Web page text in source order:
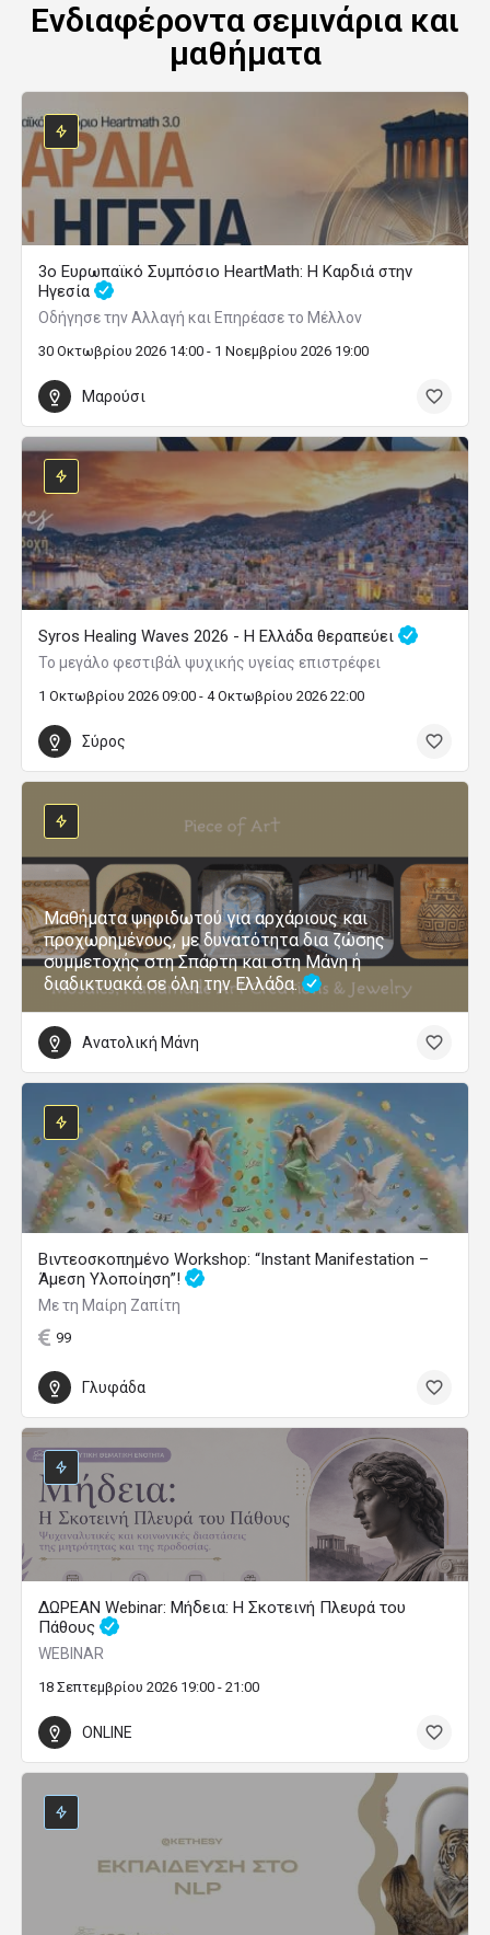
Ενδιαφέροντα σεμινάρια και
μαθήματα
3ο Ευρωπαϊκό Συμπόσιο HeartMath: Η Καρδιά στην
Ηγεσία
Οδήγησε την Αλλαγή και Επηρέασε το Μέλλον
30 Οκτωβρίου 2026 14:00 - 1 Νοεμβρίου 2026 19:00
Μαρούσι
Syros Healing Waves 2026 - Η Ελλάδα θεραπεύει
Το μεγάλο φεστιβάλ ψυχικής υγείας επιστρέφει
1 Οκτωβρίου 2026 09:00 - 4 Οκτωβρίου 2026 22:00
Σύρος
Μαθήματα ψηφιδωτού για αρχάριους και
προχωρημένους, με δυνατότητα δια ζώσης
συμμετοχής στη Σπάρτη και στη Μάνη ή
διαδικτυακά σε όλη την Ελλάδα.
Ανατολική Μάνη
Βιντεοσκοπημένο Workshop: “Instant Manifestation –
Άμεση Υλοποίηση”!
Με τη Μαίρη Ζαπίτη
99
Γλυφάδα
ΔΩΡΕΑΝ Webinar: Μήδεια: Η Σκοτεινή Πλευρά του
Πάθους
WEBINAR
18 Σεπτεμβρίου 2026 19:00 - 21:00
ONLINE